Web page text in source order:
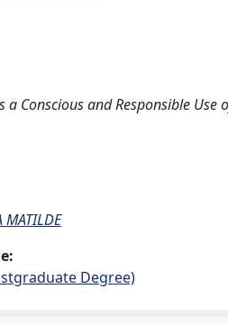
a Conscious and Responsible
MATILDE
Degree)